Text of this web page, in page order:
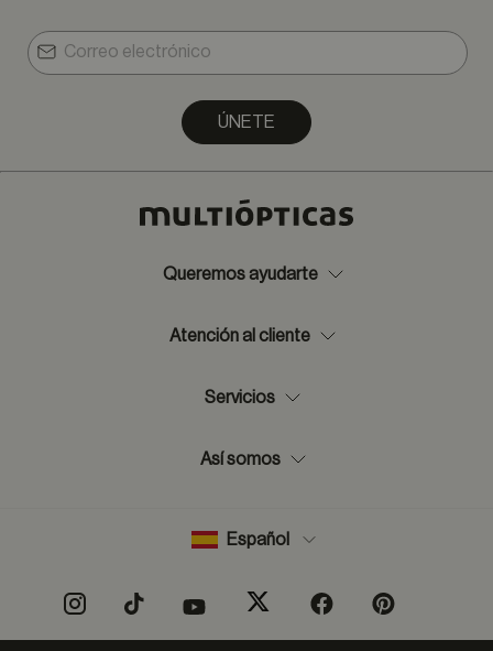
ÚNETE
Queremos ayudarte
Atención al cliente
Servicios
Así somos
Español